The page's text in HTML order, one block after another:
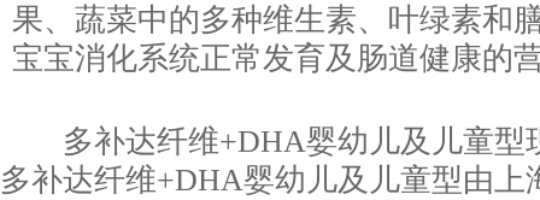
果、蔬菜中的多种维生素、叶绿素和
宝宝消化系统正常发育及肠道健康的
多补达纤维+DHA婴幼儿及儿童型
多补达纤维+DHA婴幼儿及儿童型由上